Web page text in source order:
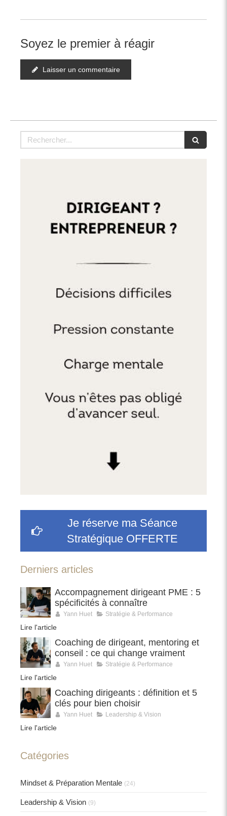
Soyez le premier à réagir
Laisser un commentaire
Rechercher
Je réserve ma Séance
Stratégique OFFERTE
Derniers articles
Accompagnement dirigeant PME : 5
spécificités à connaître
Yann Huet Stratégie & Performance
Lire l'article
Coaching de dirigeant, mentoring et
conseil : ce qui change vraiment
Yann Huet Stratégie & Performance
Lire l'article
Coaching dirigeants : définition et 5
clés pour bien choisir
Yann Huet Leadership & Vision
Lire l'article
Catégories
Mindset & Préparation Mentale (24)
Leadership & Vision (9)